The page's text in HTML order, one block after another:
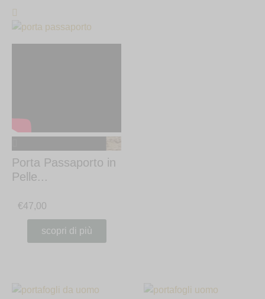
Porta Passaporto in
Pelle...
€47,00
scopri di più